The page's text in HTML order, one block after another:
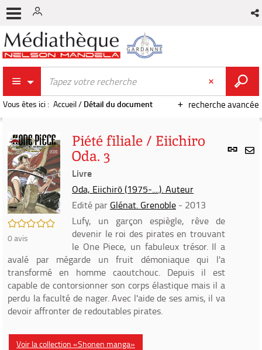
recherche avancée
Vous êtes ici : Accueil/ Détail du document
Lien
/5
0avis
Piété filiale / Eiichiro
Oda. 3
Livre
Oda, Eiichirō (1975-....). Auteur
Edité par Glénat. Grenoble - 2013
Lufy, un garçon espiègle, rêve de
devenir le roi des pirates en trouvant
le One Piece, un fabuleux trésor. Il a
avalé par mégarde un fruit démoniaque qui l'a
transformé en homme caoutchouc. Depuis il est
capable de contorsionner son corps élastique mais il a
perdu la faculté de nager. Avec l'aide de ses amis, il va
devoir affronter de redoutables pirates.
Voir la collection «Shonen manga»